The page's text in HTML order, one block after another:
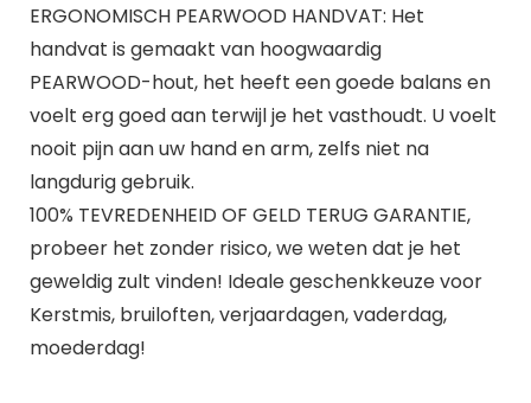
ERGONOMISCH PEARWOOD HANDVAT: Het
handvat is gemaakt van hoogwaardig
PEARWOOD-hout, het heeft een goede balans en
voelt erg goed aan terwijl je het vasthoudt. U voelt
nooit pijn aan uw hand en arm, zelfs niet na
langdurig gebruik.
100% TEVREDENHEID OF GELD TERUG GARANTIE,
probeer het zonder risico, we weten dat je het
geweldig zult vinden! Ideale geschenkkeuze voor
Kerstmis, bruiloften, verjaardagen, vaderdag,
moederdag!